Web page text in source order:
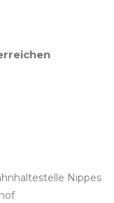
Nippes